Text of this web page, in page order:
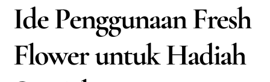
Ide Penggunaan Fresh
Flower untuk Hadiah